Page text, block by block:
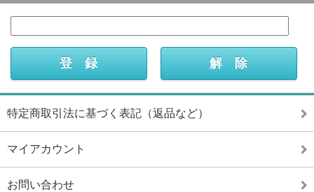
特定商取引法に基づく表記（返品など）
マイアカウント
お問い合わせ